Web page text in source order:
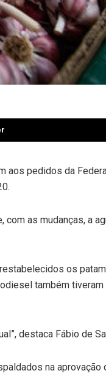
aos pedidos da
as mudanças, a
os
também
destaca Fábio de
na